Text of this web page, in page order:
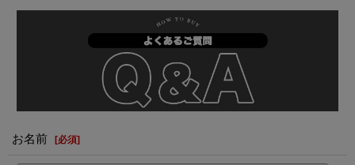
お名前 [必須]